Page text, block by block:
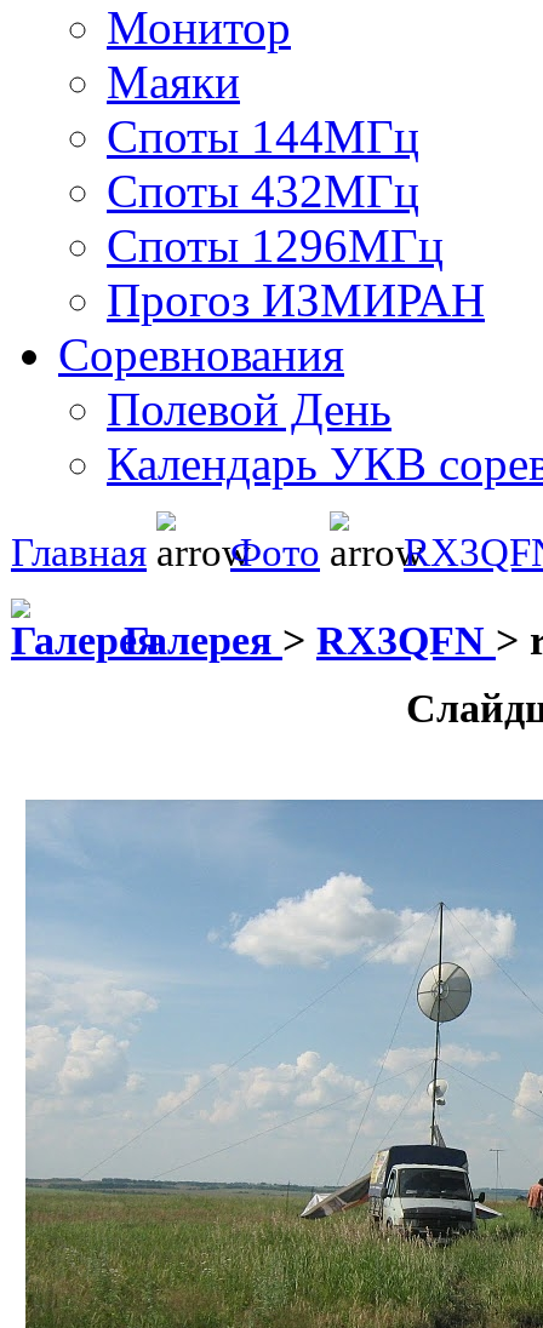
Монитор
Маяки
Споты 144МГц
Споты 432МГц
Споты 1296МГц
Прогоз ИЗМИРАН
Соревнования
Полевой День
Календарь УКВ
Главная Фото
Галерея > RX3QFN >